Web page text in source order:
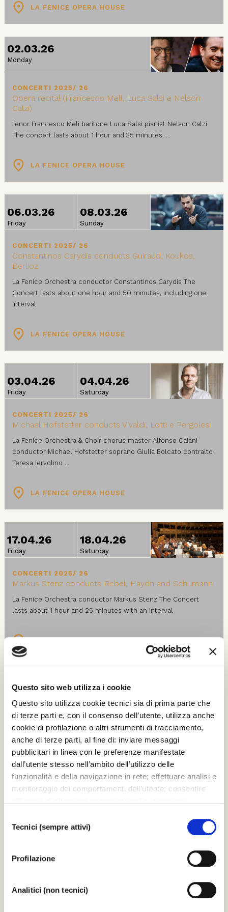
Questo sito web utilizza i cookie
Questo sito utilizza cookie tecnici sia di prima parte che
di terze parti e, con il consenso dell’utente, utilizza anche
cookie di profilazione o altri strumenti di tracciamento,
anche di terze parti, al fine di: inviare messaggi
pubblicitari in linea con le preferenze manifestate
dall’utente stesso nell’ambito dell’utilizzo delle
funzionalità e della navigazione in rete; effettuare analisi e
monitoraggio dei comportamenti dell’utente; consentire
TUTTI”, l’utente acconsente all’uso di tutti i cookie non
tecnici, inclusi quindi quelli di profilazione, analitici e
social. Il consenso è facoltativo e può essere revocato in
qualsiasi momento. Se l’utente desidera modificare le
sinistra dello schermo. Per sapere di più sui cookie che
da dove è
delTecnici (sempre attivi)
Profilazione
Analitici (non tecnici)
LA FENICE OPERA HOUSE
02.03.26
Monday
CONCERTI 2025/ 26
Opera recital (Francesco Meli, Luca Salsi e Nelson
Calzi)
tenor Francesco Meli baritone Luca Salsi pianist Nelson Calzi
The concert lasts about 1 hour and 35 minutes, ...
LA FENICE OPERA HOUSE
06.03.26
Friday
08.03.26
Sunday
CONCERTI 2025/ 26
Constantinos Carydis conducts Guiraud, Koukos,
Berlioz
La Fenice Orchestra conductor Constantinos Carydis The
Concert lasts about one hour and 50 minutes, including one
interval
LA FENICE OPERA HOUSE
03.04.26
Friday
04.04.26
Saturday
CONCERTI 2025/ 26
Michael Hofstetter conducts Vivaldi, Lotti e Pergolesi
La Fenice Orchestra & Choir chorus master Alfonso Caiani
conductor Michael Hofstetter soprano Giulia Bolcato contralto
Teresa Iervolino ...
LA FENICE OPERA HOUSE
17.04.26
Friday
18.04.26
Saturday
CONCERTI 2025/ 26
Markus Stenz conducts Rebel, Haydn and Schumann
La Fenice Orchestra conductor Markus Stenz The Concert
lasts about 1 hour and 25 minutes with an interval
24.04.26
Friday
CONCERTI 2025/ 26
Alpesh Chauhan conducts Smetana, Kodály and
Sibelius
La Fenice Orchestra conductor Alpesh Chauhan The Concert
lasts about 1 hour and 40 minutes with an interval
Saturday
TO
Ton Koopman conducts Mozart